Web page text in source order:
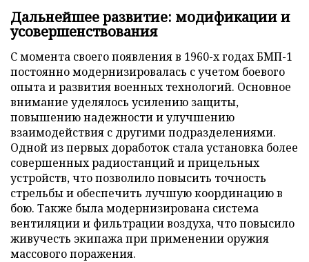
Дальнейшее развитие: модификации и
усовершенствования
С момента своего появления в 1960-х годах БМП-1
постоянно модернизировалась с учетом боевого
опыта и развития военных технологий. Основное
внимание уделялось усилению защиты,
повышению надежности и улучшению
взаимодействия с другими подразделениями.
Одной из первых доработок стала установка более
совершенных радиостанций и прицельных
устройств, что позволило повысить точность
стрельбы и обеспечить лучшую координацию в
бою. Также была модернизирована система
вентиляции и фильтрации воздуха, что повысило
живучесть экипажа при применении оружия
массового поражения.